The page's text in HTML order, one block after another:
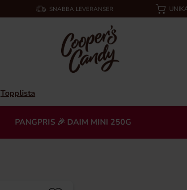
SNABBA LEVERANSER
Topplista
PANGPRIS 🎉 DAIM MINI 250G